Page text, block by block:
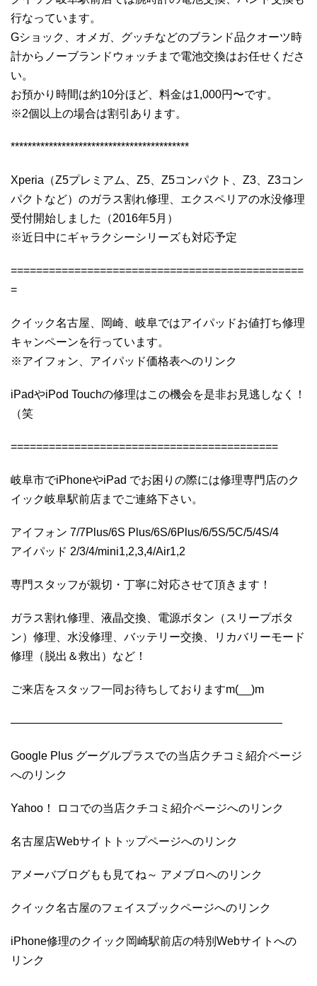
行なっています。
Gショック、オメガ、グッチなどのブランド品クオーツ時
計からノーブランドウォッチまで電池交換はお任せくださ
い。
お預かり時間は約10分ほど、料金は1,000円〜です。
※2個以上の場合は割引あります。
******************************************
Xperia（Z5プレミアム、Z5、Z5コンパクト、Z3、Z3コン
パクトなど）のガラス割れ修理、エクスペリアの水没修理
受付開始しました（2016年5月）
※近日中にギャラクシーシリーズも対応予定
==============================================
=
クイック名古屋、岡崎、岐阜ではアイパッドお値打ち修理
キャンペーンを行っています。
※アイフォン、アイパッド価格表へのリンク
iPadやiPod Touchの修理はこの機会を是非お見逃しなく！
（笑
==========================================
岐阜市でiPhoneやiPad でお困りの際には修理専門店のク
イック岐阜駅前店までご連絡下さい。
アイフォン 7/7Plus/6S Plus/6S/6Plus/6/5S/5C/5/4S/4
アイパッド 2/3/4/mini1,2,3,4/Air1,2
専門スタッフが親切・丁寧に対応させて頂きます！
ガラス割れ修理、液晶交換、電源ボタン（スリープボタ
ン）修理、水没修理、バッテリー交換、リカバリーモード
修理（脱出＆救出）など！
ご来店をスタッフ一同お待ちしておりますm(__)m
————————————————————————
Google Plus グーグルプラスでの当店クチコミ紹介ページ
へのリンク
Yahoo！ ロコでの当店クチコミ紹介ページへのリンク
名古屋店Webサイトトップページへのリンク
アメーバブログもも見てね～ アメブロへのリンク
クイック名古屋のフェイスブックページへのリンク
iPhone修理のクイック岡崎駅前店の特別Webサイトへの
リンク